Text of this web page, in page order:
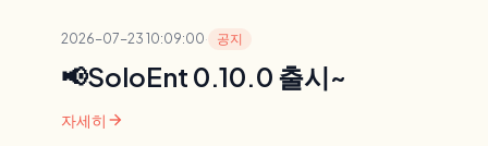
2026-07-23 10:09:00· 공지
📢SoloEnt 0.10.0 출시~
자세히 arrow_forward